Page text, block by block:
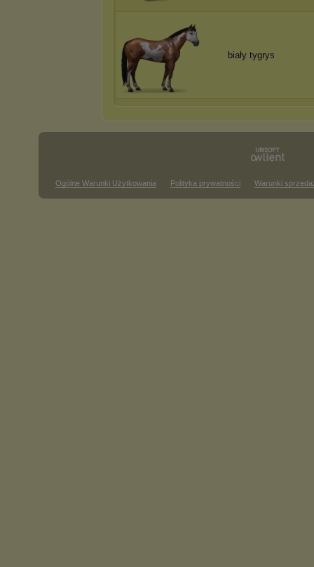
biały tygrys
Ogólne Warunki Użytkowania Polityka prywatności Warunki